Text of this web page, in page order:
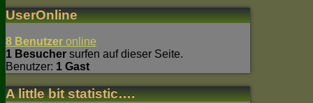
UserOnline
8 Benutzer online
1 Besucher surfen auf dieser Seite.
Benutzer: 1 Gast
A little bit statistic….